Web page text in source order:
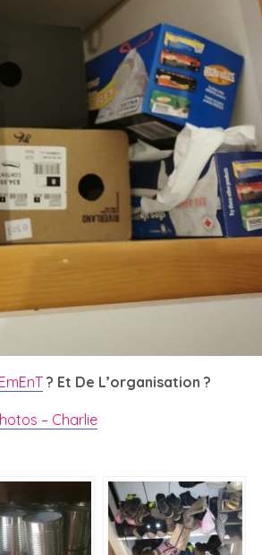
? Et De L’organisation ?
– Charlie